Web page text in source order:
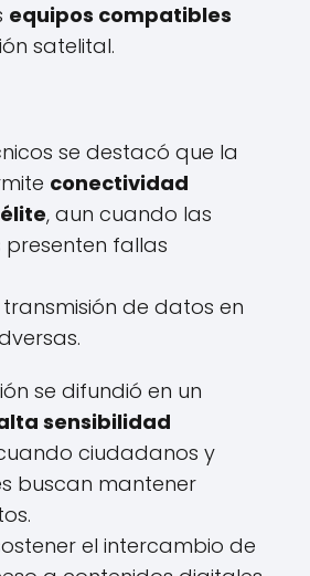
equipos compatibles
satelital.
se destacó que la
conectividad
, aun cuando las
presenten fallas
de datos en
se difundió en un
sensibilidad
ciudadanos y
buscan mantener
el intercambio de